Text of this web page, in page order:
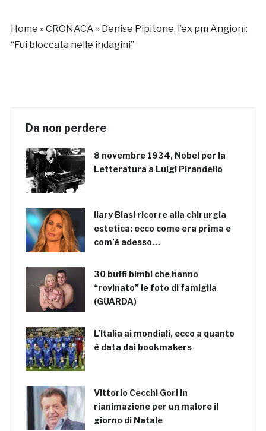
Home »CRONACA » Denise Pipitone, l’ex pm Angioni:
“Fui bloccata nelle indagini”
Da non perdere
8 novembre 1934, Nobel per la
Letteratura a Luigi Pirandello
Ilary Blasi ricorre alla chirurgia
estetica: ecco come era prima e
com’è adesso…
30 buffi bimbi che hanno
“rovinato” le foto di famiglia
(GUARDA)
L’Italia ai mondiali, ecco a quanto
è data dai bookmakers
Vittorio Cecchi Gori in
rianimazione per un malore il
giorno di Natale